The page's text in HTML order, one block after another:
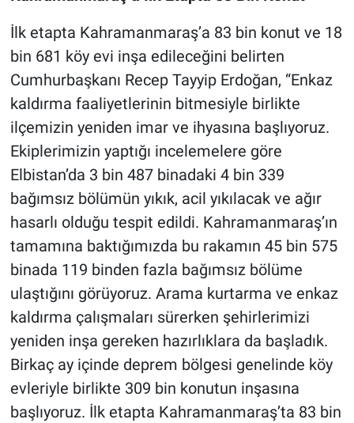
İlk etapta Kahramanmaraş’a 83 bin konut ve 18
bin 681 köy evi inşa edileceğini belirten
Cumhurbaşkanı Recep Tayyip Erdoğan, “Enkaz
kaldırma faaliyetlerinin bitmesiyle birlikte
ilçemizin yeniden imar ve ihyasına başlıyoruz.
Ekiplerimizin yaptığı incelemelere göre
Elbistan’da 3 bin 487 binadaki 4 bin 339
bağımsız bölümün yıkık, acil yıkılacak ve ağır
hasarlı olduğu tespit edildi. Kahramanmaraş’ın
tamamına baktığımızda bu rakamın 45 bin 575
binada 119 binden fazla bağımsız bölüme
ulaştığını görüyoruz. Arama kurtarma ve enkaz
kaldırma çalışmaları sürerken şehirlerimizi
yeniden inşa gereken hazırlıklara da başladık.
Birkaç ay içinde deprem bölgesi genelinde köy
evleriyle birlikte 309 bin konutun inşasına
başlıyoruz. İlk etapta Kahramanmaraş’ta 83 bin